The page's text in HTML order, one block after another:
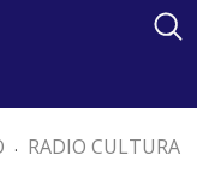
. RADIO CULTURA